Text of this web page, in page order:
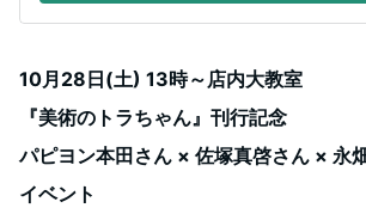
10月28日(土) 13時～店内大教室
『美術のトラちゃん』刊行記念
パピヨン本田さん × 佐塚真啓さん × 永
イベント